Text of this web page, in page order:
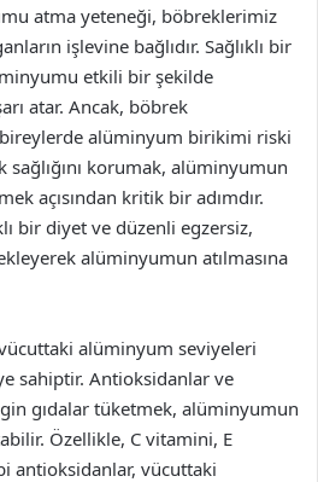
atma yeteneği, böbreklerimiz
işlevine bağlıdır. Sağlıklı bir
etkili bir şekilde
atar. Ancak, böbrek
bireylerde alüminyum birikimi riski
korumak, alüminyumun
açısından kritik bir adımdır.
bir diyet ve düzenli egzersiz,
alüminyumun atılmasına
vücuttaki alüminyum seviyeleri
sahiptir. Antioksidanlar ve
gıdalar tüketmek, alüminyumun
Özellikle, C vitamini, E
antioksidanlar, vücuttaki